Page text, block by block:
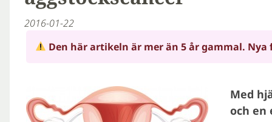
2016-01-22
Den här artikeln är mer än 5 år gammal.
Med
och en